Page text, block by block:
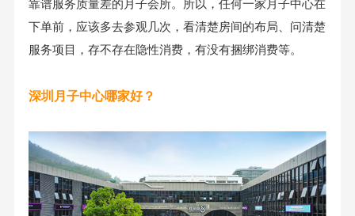
靠谱服务质量差的月子会所。所以，任何一家月子中心在
下单前，应该多去参观几次，看清楚房间的布局、问清楚
服务项目，存不存在隐性消费，有没有捆绑消费等。
深圳月子中心哪家好？